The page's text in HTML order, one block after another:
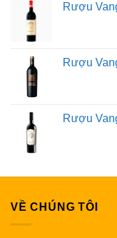
Rượu
Rượu
Rượu
VỀ CHÚNG TÔI